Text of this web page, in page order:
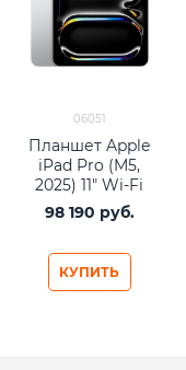
06051
Планшет Apple
iPad Pro (M5,
2025) 11" Wi-Fi
256Gb Silver
98 190 руб.
КУПИТЬ